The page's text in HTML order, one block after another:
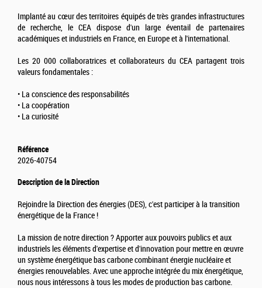
Implanté au cœur des territoires équipés de très grandes infrastructures
de recherche, le CEA dispose d'un large éventail de partenaires
académiques et industriels en France, en Europe et à l'international.
Les 20 000 collaboratrices et collaborateurs du CEA partagent trois
valeurs fondamentales :
• La conscience des responsabilités
• La coopération
• La curiosité
Référence
2026-40754
Description de la Direction
Rejoindre la Direction des énergies (DES), c'est participer à la transition
énergétique de la France !
La mission de notre direction ? Apporter aux pouvoirs publics et aux
industriels les éléments d'expertise et d'innovation pour mettre en œuvre
un système énergétique bas carbone combinant énergie nucléaire et
énergies renouvelables. Avec une approche intégrée du mix énergétique,
nous nous intéressons à tous les modes de production bas carbone.